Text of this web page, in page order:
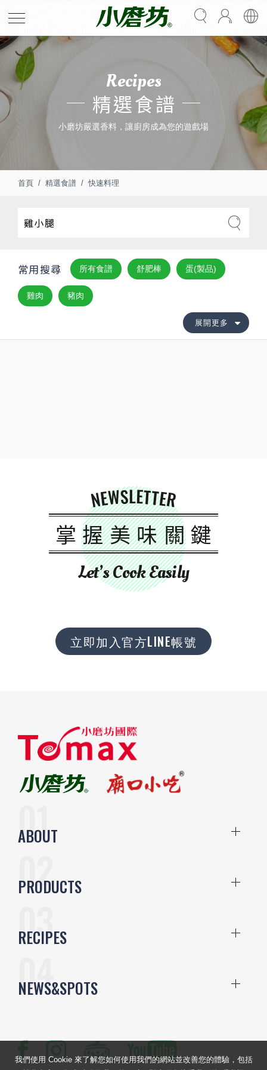
Recipes
精選食譜
小磨坊嚴選香料，讓廚房成為您的遊戲場
首頁 精選食譜 快速料理
常用搜尋 所有食譜 舒肥棒 蛋(製品)
雞肉 豬肉
展開更多
NEWSLETTER
掌握美味關鍵
Let’s Cook Easily
立即加入官方LINE帳號
ABOUT
PRODUCTS
RECIPES
NEWS&SPOTS
我們使用 Cookie 來了解您如何使用我們的網站並改善您的體驗，包括